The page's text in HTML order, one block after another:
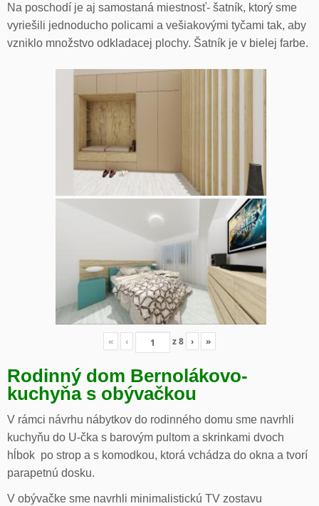
Na poschodí je aj samostaná miestnosť- šatník, ktorý sme
vyriešili jednoducho policami a vešiakovými tyčami tak, aby
vzniklo množstvo odkladacej plochy. Šatník je v bielej farbe.
« ‹ z8 › »
Rodinný dom Bernolákovo-
kuchyňa s obývačkou
V rámci návrhu nábytkov do rodinného domu sme navrhli
kuchyňu do U-čka s barovým pultom a skrinkami dvoch
hĺbok po strop a s komodkou, ktorá vchádza do okna a tvorí
parapetnú dosku.
V obývačke sme navrhli minimalistickú TV zostavu